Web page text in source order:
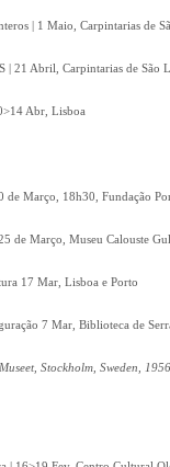
| 1 Maio, Carpintarias de
| 21 Abril, Carpintarias de São
Abr, Lisboa
de Março, 18h30, Fundação
de Março, Museu Calouste
17 Mar, Lisboa e Porto
7 Mar, Biblioteca de
Stockholm, Sweden,